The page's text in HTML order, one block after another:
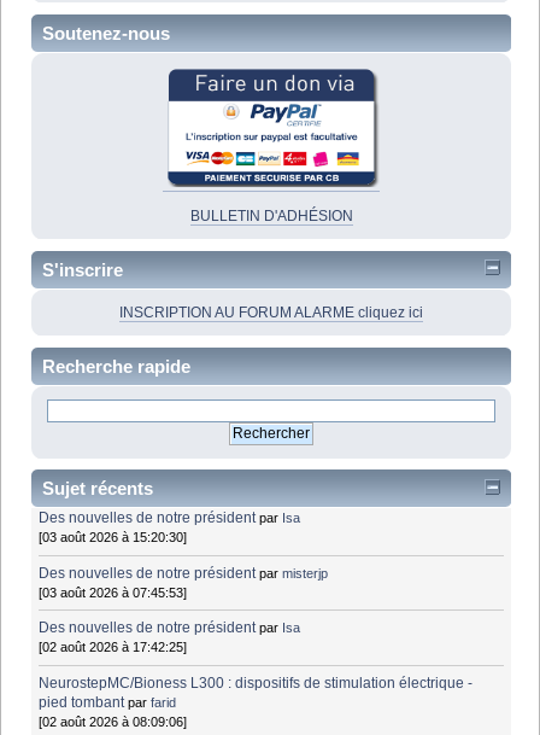
Soutenez-nous
BULLETIN D'ADHÉSION
S'inscrire
INSCRIPTION AU FORUM ALARME cliquez ici
Recherche rapide
Sujet récents
Des nouvelles de notre président par Isa
[03 août 2026 à 15:20:30]
Des nouvelles de notre président parmisterjp
[03 août 2026 à 07:45:53]
Des nouvelles de notre président par Isa
[02 août 2026 à 17:42:25]
NeurostepMC/Bioness L300 : dispositifs de stimulation électrique -
pied tombant parfarid
[02 août 2026 à 08:09:06]